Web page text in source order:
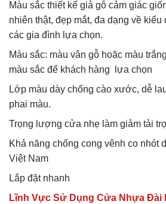
Màu sắc thiết kế giả gỗ cảm giác
nhiên thật, đẹp mắt, đa dạng về kiểu
các gia đình lựa chọn.
Màu sắc: màu vân gỗ hoặc màu
màu sắc để khách hàng lựa chọn
Lớp màu dày chống cào xước, dễ
phai màu.
Trọng lượng cửa nhẹ làm giảm tải
Khả năng chống cong vênh co nhót
Việt Nam
Lắp đặt nhanh
Lĩnh Vực Sử Dụng Cửa Nhựa Đài